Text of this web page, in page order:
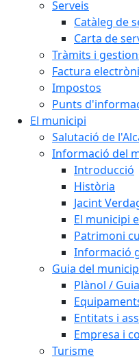
Serveis
Catàleg de
Carta de
Tràmits i
Factura
Impostos
Punts
El municipi
Salutació de
Informació del
Introducció
Història
Jacint
El municipi
Patrimoni
Informació
Guia del
Plànol /
Entitats i
Empresa i
Turisme